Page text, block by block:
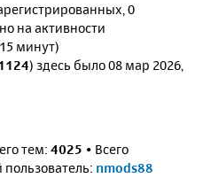
0
на активности
минут)
) здесь было 08 мар 2026,
тем: 4025 • Всего
nmods88